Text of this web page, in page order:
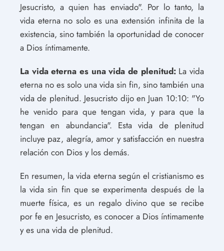
Jesucristo, a quien has enviado". Por lo tanto, la
vida eterna no solo es una extensión infinita de la
existencia, sino también la oportunidad de conocer
a Dios íntimamente.
La vida eterna es una vida de plenitud:La vida
eterna no es solo una vida sin fin, sino también una
vida de plenitud. Jesucristo dijo en Juan 10:10: "Yo
he venido para que tengan vida, y para que la
tengan en abundancia". Esta vida de plenitud
incluye paz, alegría, amor y satisfacción en nuestra
relación con Dios y los demás.
En resumen, la vida eterna según el cristianismo es
la vida sin fin que se experimenta después de la
muerte física, es un regalo divino que se recibe
por fe en Jesucristo, es conocer a Dios íntimamente
y es una vida de plenitud.